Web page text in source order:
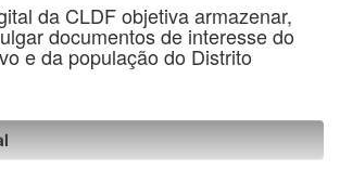
da CLDF objetiva armazenar,
documentos de interesse do
e da população do Distrito